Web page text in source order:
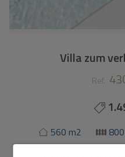
Villa zum
Ref.
560 m2